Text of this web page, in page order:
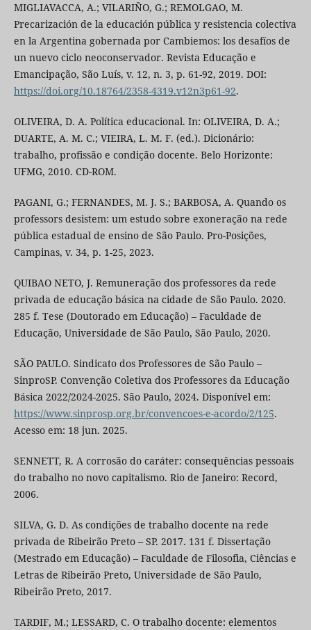
MIGLIAVACCA, A.; VILARIÑO, G.; REMOLGAO, M.
Precarización de la educación pública y resistencia colectiva
en la Argentina gobernada por Cambiemos: los desafíos de
un nuevo ciclo neoconservador. Revista Educação e
Emancipação, São Luís, v. 12, n. 3, p. 61-92, 2019. DOI:
https://doi.org/10.18764/2358-4319.v12n3p61-92.
OLIVEIRA, D. A. Política educacional. In: OLIVEIRA, D. A.;
DUARTE, A. M. C.; VIEIRA, L. M. F. (ed.). Dicionário:
trabalho, profissão e condição docente. Belo Horizonte:
UFMG, 2010. CD-ROM.
PAGANI, G.; FERNANDES, M. J. S.; BARBOSA, A. Quando os
professors desistem: um estudo sobre exoneração na rede
pública estadual de ensino de São Paulo. Pro-Posições,
Campinas, v. 34, p. 1-25, 2023.
QUIBAO NETO, J. Remuneração dos professores da rede
privada de educação básica na cidade de São Paulo. 2020.
285 f. Tese (Doutorado em Educação) – Faculdade de
Educação, Universidade de São Paulo, São Paulo, 2020.
SÃO PAULO. Sindicato dos Professores de São Paulo –
SinproSP. Convenção Coletiva dos Professores da Educação
Básica 2022/2024-2025. São Paulo, 2024. Disponível em:
https://www.sinprosp.org.br/convencoes-e-acordo/2/125.
Acesso em: 18 jun. 2025.
SENNETT, R. A corrosão do caráter: consequências pessoais
do trabalho no novo capitalismo. Rio de Janeiro: Record,
2006.
SILVA, G. D. As condições de trabalho docente na rede
privada de Ribeirão Preto – SP. 2017. 131 f. Dissertação
(Mestrado em Educação) – Faculdade de Filosofia, Ciências e
Letras de Ribeirão Preto, Universidade de São Paulo,
Ribeirão Preto, 2017.
TARDIF, M.; LESSARD, C. O trabalho docente: elementos